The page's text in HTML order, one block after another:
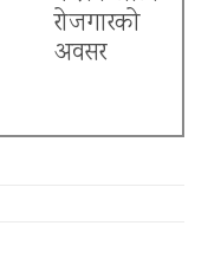
रोजगारको
अवसर